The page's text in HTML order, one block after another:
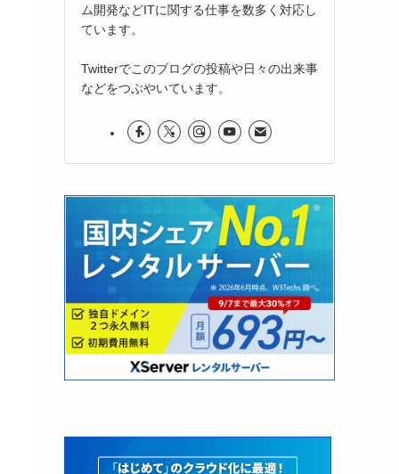
ム開発などITに関する仕事を数多く対応し
ています。
Twitterでこのブログの投稿や日々の出来事
などをつぶやいています。